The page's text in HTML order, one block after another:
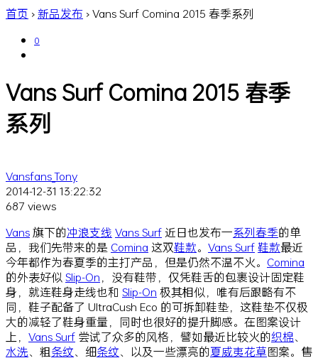
首页 ›新品发布 ›Vans Surf Comina 2015 春季系列
0
Vans Surf Comina 2015 春季
系列
Vansfans_Tony
2014-12-31 13:22:32
687 views
Vans旗下的冲浪支线 Vans Surf近日也发布一系列春季的单
品，我们先带来的是 Comina 这双鞋款。 Vans Surf鞋款最近
今年都作为春夏季的主打产品，但是仍然不温不火。 Comina
的外表好似 Slip-On ，没有鞋带，仅凭鞋舌的包裹设计固定鞋
身，就连鞋身走线也和 Slip-On 极其相似，唯有后跟略有不
同，鞋子配备了 UltraCush Eco 的可拆卸鞋垫，这鞋垫不仅极
大的减轻了鞋身重量，同时也很好的提升脚感。在图案设计
上， Vans Surf 尝试了众多的风格，譬如最近比较火的织棉、
水洗、粗条纹、细条纹、以及一些漂亮的夏威夷花草图案。售